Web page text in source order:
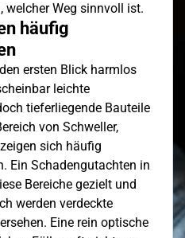
welcher Weg sinnvoll ist.
häufig
ersten Blick harmlos
leichte
tieferliegende Bauteile
von Schweller,
sich häufig
Ein Schadengutachten in
Bereiche gezielt und
werden verdeckte
Eine rein optische